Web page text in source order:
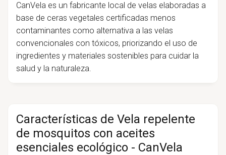
CanVela es un fabricante local de velas elaboradas a
base de ceras vegetales certificadas menos
contaminantes como alternativa a las velas
convencionales con tóxicos, priorizando el uso de
ingredientes y materiales sostenibles para cuidar la
salud y la naturaleza.
Características de Vela repelente
de mosquitos con aceites
esenciales ecológico - CanVela